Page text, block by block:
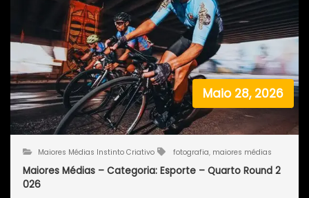
Maio 28, 2026
Maiores Médias Instinto Criativo fotografia, maiores médias
Maiores Médias – Categoria: Esporte – Quarto Round 2
026